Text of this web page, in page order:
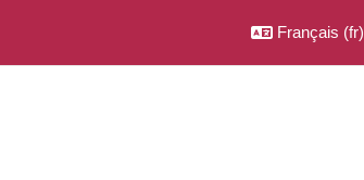
Français ‎(fr)‎